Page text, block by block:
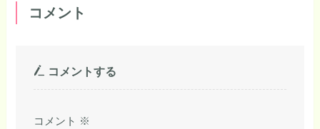
コメント
コメントする
コメント ※